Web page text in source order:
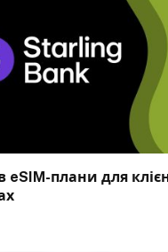
плани для